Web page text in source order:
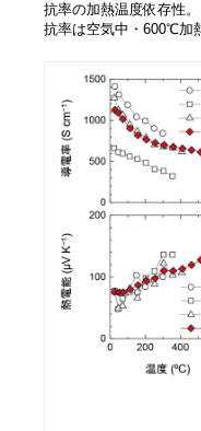
抗率の加熱温度依存性
抗率は空気中・600℃加